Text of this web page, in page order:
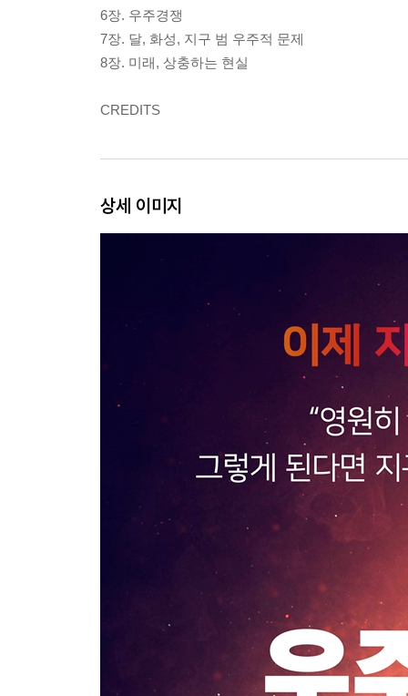
6장. 우주경쟁
7장. 달, 화성, 지구 범 우주적 문제
8장. 미래, 상충하는 현실
CREDITS
상세 이미지